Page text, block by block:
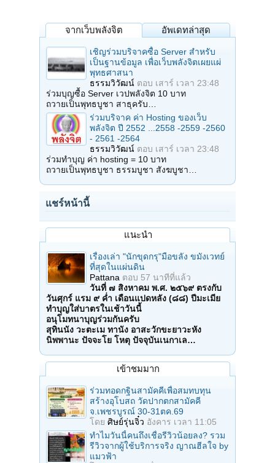
จากเว็บพลังจิต อัพเดทล่าสุด
เชิญร่วมบริจาคซื้อ Server สำหรับ
เป็นฐานข้อมูล เพื่อเว็บพลังจิตเผยแผ่
พุทธศาสนา
ธรรมวิวัฒน์ ตอบ เสาร์ เวลา 23:48
ร่วมบุญซื้อ Server เวปพลังจิต 10 บาท
ถวายเป็นพุทธบูชา สาธุครับ…
ร่วมบริจาค ค่า Hosting ของเว็บ
พลังจิต ปี 2552 ...2558 -2559 -2560
- 2561 -2564
ธรรมวิวัฒน์ ตอบ เสาร์ เวลา 23:48
ร่วมทำบุญ ค่า hosting = 10 บาท
ถวายเป็นพุทธบูชา ธรรมบูชา สังฆบูชา…
แชร์หน้านี้
แนะนำ
เรื่องเล่า "นักขุดกรุ"มือขลัง ขมังเวทย์
ที่สุดในแผ่นดิน
Pattana ตอบ 57 นาทีที่แล้ว
วันที่ ๗ สิงหาคม พ.ศ. ๒๕๖๙ ตรงกับ
วันศุกร์ แรม ๙ ค่ำ เดือนแปดหลัง (๘๘) ปีมะเมีย
ทำบุญใส่บาตรในเช้าวันนี้
อนุโมทนาบุญร่วมกันครับ
สุทินนัง วะตะเม ทานัง อาสะวักขะยาวะหัง
นิพพานะ ปัจจะโย โหตุ ปัจจุบันเนกาเล…
เข้าชมมาก
ร่วมทอดกฐินสามัคคีเพื่อสมทบทุน
สร้างอุโบสถ วัดปากตกสามัคคี
จ.เพชรบูรณ์ 30-31ตค.69
โดย ศิษย์รุ่นจิ๋ว อังคาร เวลา 11:05
ทำไมวันนี้คนถึงเชื่อรีวิวน้อยลง? รวม
รีวิวจากผู้ใช้บริการจริง ญาณฮีลใจ by
แมวฟ้า